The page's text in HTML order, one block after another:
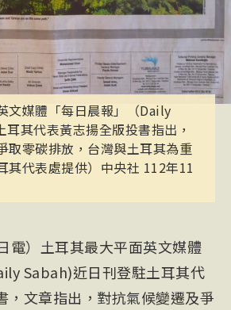
文媒體「每日晨報」（Daily
耳其代表黃志揚全版投書指出，
取零碳排放，台灣與土耳其為重
其代表處提供）中央社 112年11
電）土耳其最大平面英文媒體
Sabah)近日刊登駐土耳其代
，文章指出，對抗氣候變遷及爭